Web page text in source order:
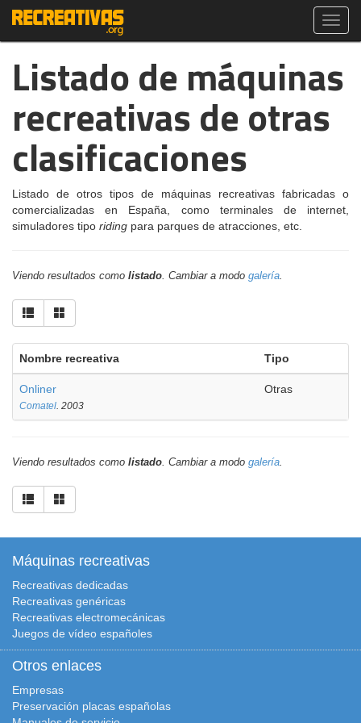
Listado de máquinas
recreativas de otras
clasificaciones
Listado de otros tipos de máquinas recreativas fabricadas o
comercializadas en España, como terminales de internet,
simuladores tipo riding para parques de atracciones, etc.
Viendo resultados como listado. Cambiar a modo galería.
Nombre recreativa Tipo
Onliner
Comatel. 2003
Otras
Viendo resultados como listado. Cambiar a modo galería.
Máquinas recreativas
Recreativas dedicadas
Recreativas genéricas
Recreativas electromecánicas
Juegos de vídeo españoles
Otros enlaces
Empresas
Preservación placas españolas